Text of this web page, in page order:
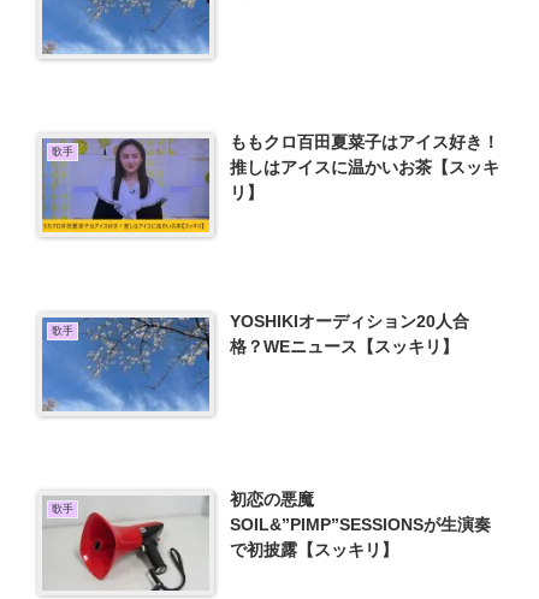
歌手
ももクロ百田夏菜子はアイス好き！
推しはアイスに温かいお茶【スッキ
リ】
歌手
YOSHIKIオーディション20人合
格？WEニュース【スッキリ】
歌手
初恋の悪魔
SOIL&”PIMP”SESSIONSが生演奏
で初披露【スッキリ】